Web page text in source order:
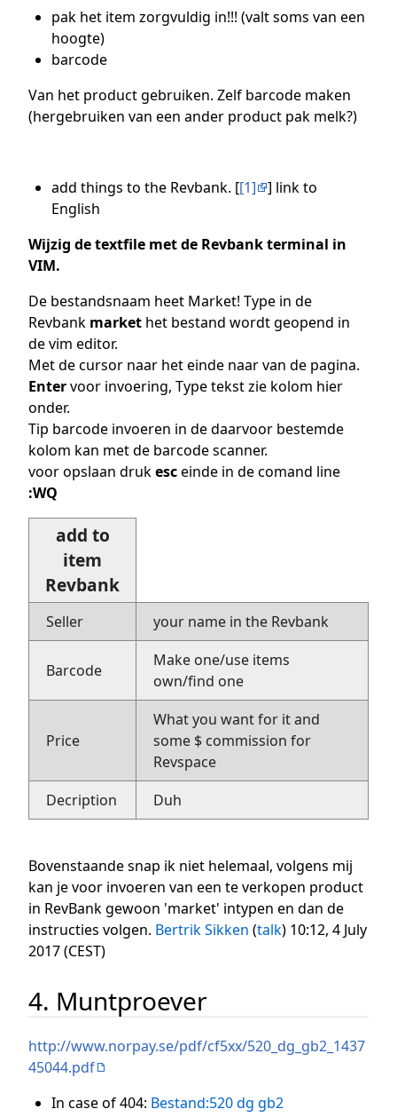
pak het item zorgvuldig in!!! (valt soms van een
hoogte)
barcode
Van het product gebruiken. Zelf barcode maken
(hergebruiken van een ander product pak melk?)
add things to the Revbank. [[1]
] link to
English
Wijzig de textfile met de Revbank terminal in
VIM.
De bestandsnaam heet Market! Type in de
Revbank market het bestand wordt geopend in
de vim editor.
Met de cursor naar het einde naar van de pagina.
Entervoor invoering, Type tekst zie kolom hier
onder.
Tip barcode invoeren in de daarvoor bestemde
kolom kan met de barcode scanner.
voor opslaan drukesceinde in de comand line
:WQ
add to
item
Revbank
Seller your name in the Revbank
Barcode
Make one/use items
own/find one
Price
What you want for it and
some $ commission for
Revspace
Decription
Duh
Bovenstaande snap ik niet helemaal, volgens mij
kan je voor invoeren van een te verkopen product
in RevBank gewoon 'market' intypen en dan de
instructies volgen. Bertrik Sikken (talk) 10:12, 4 July
2017 (CEST)
4. Muntproever
http://www.norpay.se/pdf/cf5xx/520_dg_gb2_1437
45044.pdf
In case of 404: Bestand:520 dg gb2